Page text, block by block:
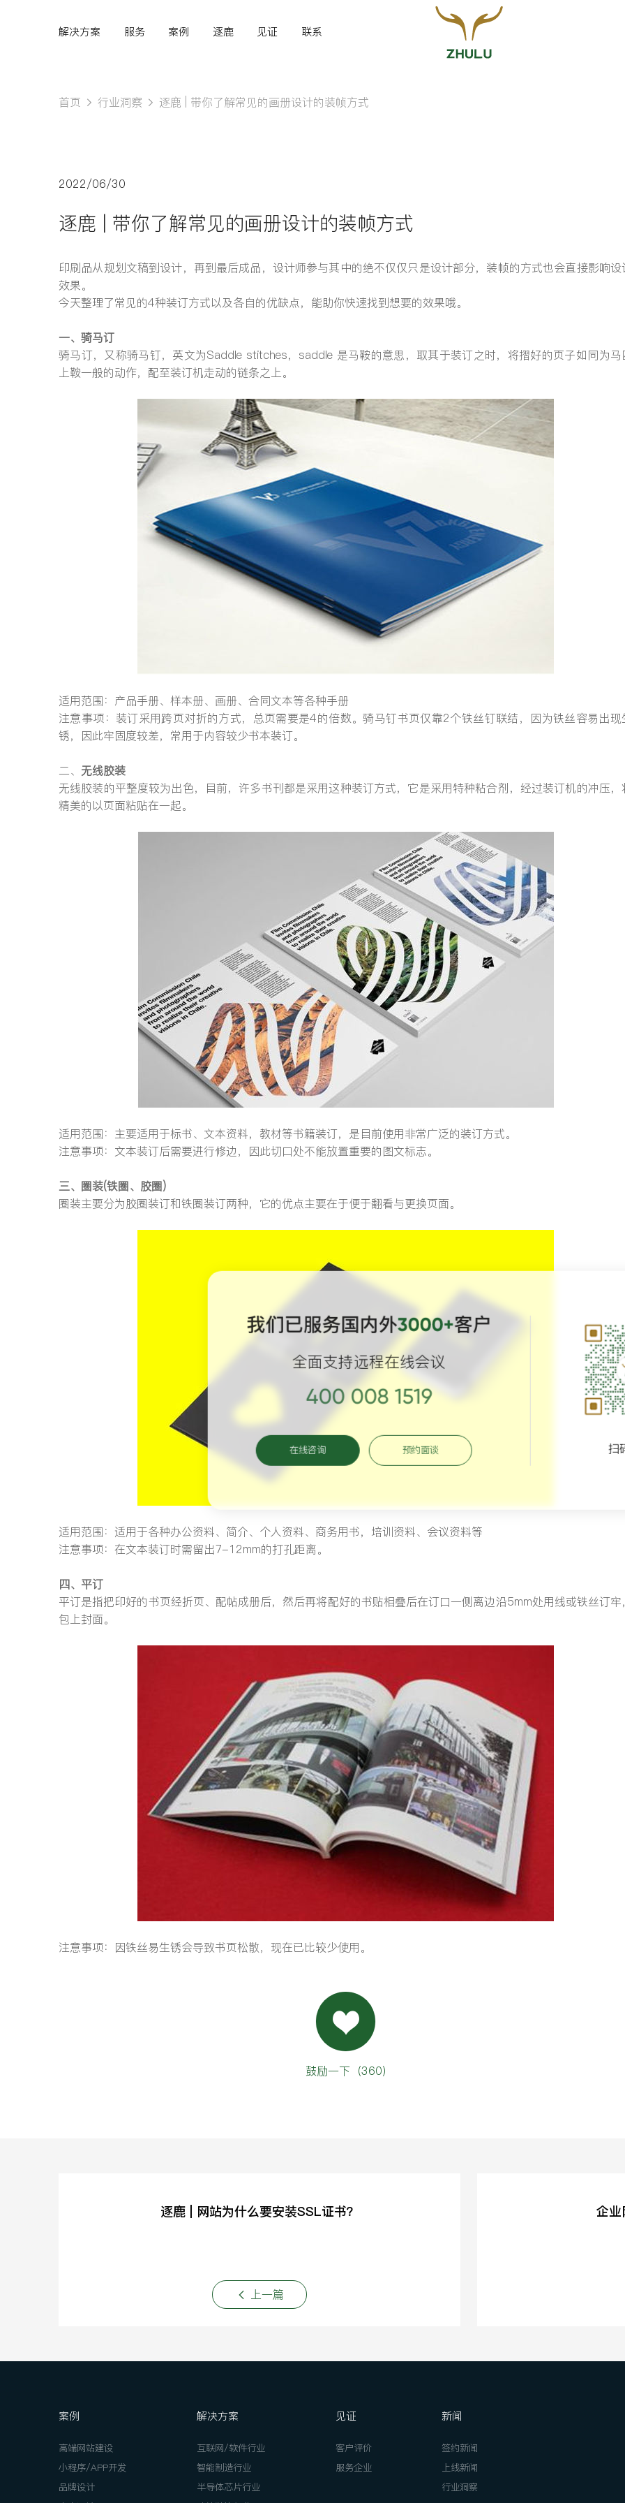
解决方案 服务 案例 逐鹿 见证 联系
首页 行业洞察 逐鹿 | 带你了解常见的画册设计的装帧方式
2022/06/30
逐鹿 | 带你了解常见的画册设计的装帧方式
印刷品从规划文稿到设计，再到最后成品，设计师参与其中的绝不仅仅只是设计部分，装帧的方式也会直接影响设
效果。
今天整理了常见的4种装订方式以及各自的优缺点，能助你快速找到想要的效果哦。
一、骑马订
骑马订，又称骑马钉，英文为Saddle stitches，saddle 是马鞍的意思，取其于装订之时，将摺好的页子如同为马
上鞍一般的动作，配至装订机走动的链条之上。
适用范围：产品手册、样本册、画册、合同文本等各种手册
注意事项：装订采用跨页对折的方式，总页需要是4的倍数。骑马钉书页仅靠2个铁丝钉联结，因为铁丝容易出现
锈，因此牢固度较差，常用于内容较少书本装订。
二、 无线胶装
无线胶装的平整度较为出色，目前，许多书刊都是采用这种装订方式，它是采用特种粘合剂，经过装订机的冲压，
精美的以页面粘贴在一起。
适用范围：主要适用于标书、文本资料，教材等书籍装订，是目前使用非常广泛的装订方式。
注意事项：文本装订后需要进行修边，因此切口处不能放置重要的图文标志。
三、圈装(铁圈、胶圈)
圈装主要分为胶圈装订和铁圈装订两种，它的优点主要在于便于翻看与更换页面。
适用范围：适用于各种办公资料、简介、个人资料、商务用书，培训资料、会议资料等
注意事项：在文本装订时需留出7-12mm的打孔距离。
四、平订
平订是指把印好的书页经折页、配帖成册后，然后再将配好的书贴相叠后在订口一侧离边沿5mm处用线或铁丝订牢
包上封面。
注意事项：因铁丝易生锈会导致书页松散，现在已比较少使用。
鼓励一下（360）
逐鹿 | 网站为什么要安装SSL证书？
上一篇
企业
案例
高端网站建设
小程序/APP开发
品牌设计
解决方案
互联网/软件行业
智能制造行业
半导体芯片行业
见证
客户评价
服务企业
新闻
签约新闻
上线新闻
行业洞察
认真聆听您的需求
是我们最重要的工作之
一...
我们已服务国内外3000+客户
全面支持远程在线会议
400 008 1519
在线咨询 预约面谈 扫